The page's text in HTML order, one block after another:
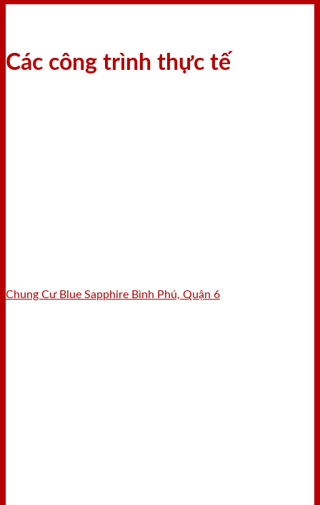
Các công trình thực tế
Chung Cư Blue Sapphire Bình Phú, Quận 6